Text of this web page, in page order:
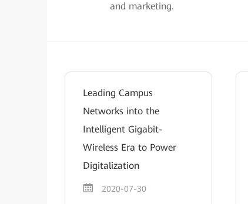
and marketing.
Leading Campus
Networks into the
Intelligent Gigabit-
Wireless Era to Power
Digitalization
2020-07-30